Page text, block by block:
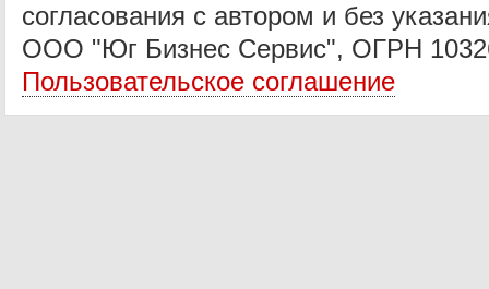
согласования с автором и без
ООО "Юг Бизнес Сервис", ОГРН
Пользовательское соглашение